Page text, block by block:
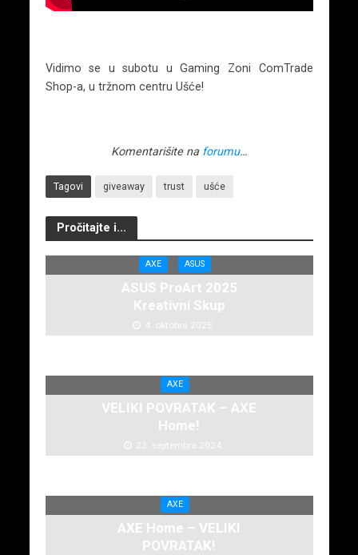
Vidimo se u subotu u Gaming Zoni ComTrade
Shop-a, u tržnom centru Ušće!
Komentarišite na forumu…
Tagovi giveaway trust ušće
Pročitajte i...
AXE ASUS
ASUS ProArt 2025
Kreativni Skup
4. oktobra 2025.
AXE
VELIKI POVRATAK – AXE
Home!
23. septembra 2024.
AXE
AXE Home – VELIKI
POVRATAK!